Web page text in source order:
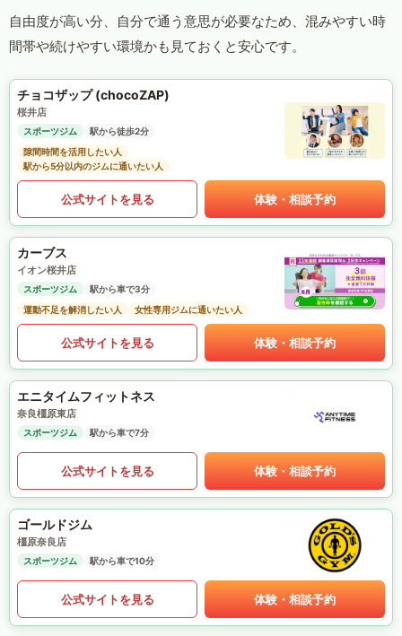
自由度が高い分、自分で通う意思が必要なため、混みやすい時
間帯や続けやすい環境かも見ておくと安心です。
チョコザップ (chocoZAP)
桜井店
スポーツジム
駅から徒歩2分
隙間時間を活用したい人
駅から5分以内のジムに通いたい人
公式サイトを見る 体験・相談予約
カーブス
イオン桜井店
スポーツジム
駅から車で3分
運動不足を解消したい人
女性専用ジムに通いたい人
公式サイトを見る 体験・相談予約
エニタイムフィットネス
奈良橿原東店
スポーツジム 駅から車で7分
公式サイトを見る 体験・相談予約
ゴールドジム
橿原奈良店
スポーツジム 駅から車で10分
公式サイトを見る 体験・相談予約